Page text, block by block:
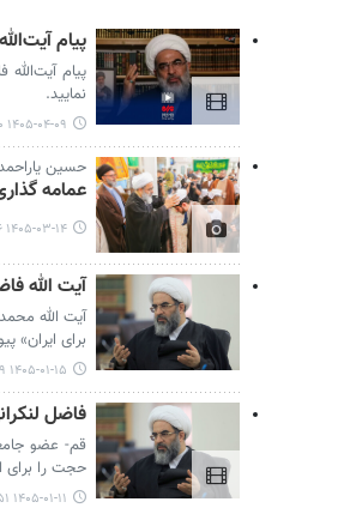
پیام
پیام
نمایید.
۱۴۰۵-۰۴-۰۹ ۱۹:۱۰
حسین
عمامه
۱۴۰۵-۰۳-۱۴ ۱۷:۲۶
آیت الله
آیت الله
برای ایران»
۱۴۰۵-۰۱-۱۵ ۱۰:۵۹
فاضل
قم- عضو
حجت را برای
۱۴۰۵-۰۱-۱۱ ۰۲:۵۱